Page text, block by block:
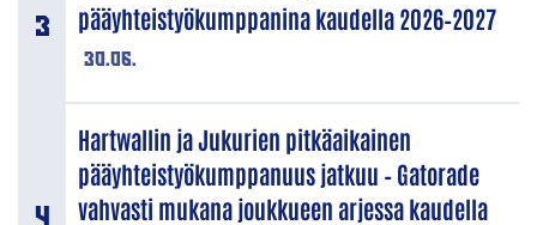
30.06.
pääyhteistyökumppanina kaudella 2026–2027
Hartwallin ja Jukurien pitkäaikainen
pääyhteistyökumppanuus jatkuu – Gatorade
vahvasti mukana joukkueen arjessa kaudella